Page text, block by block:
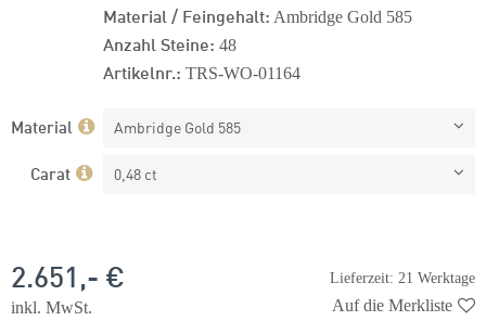
Material / Feingehalt: Ambridge Gold 585
Anzahl Steine: 48
Artikelnr.: TRS-WO-01164
Material Ambridge Gold 585
Carat 0,48 ct
Lieferzeit: 21 Werktage
2.651,- €
inkl. MwSt.
Auf die Merkliste